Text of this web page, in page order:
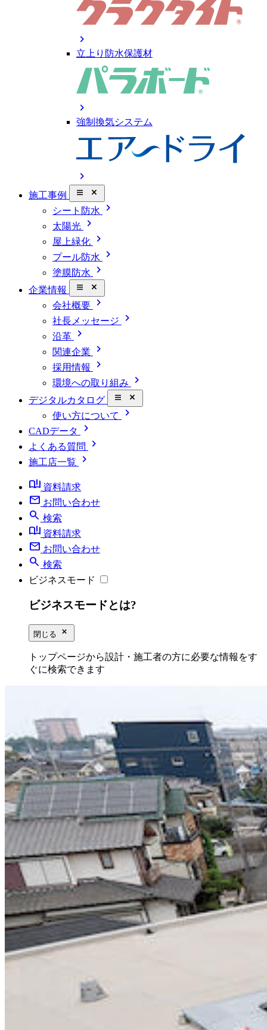
chevron_right
立上り防水保護材
chevron_right
強制換気システム
chevron_right
施工事例 close_small
シート防水 chevron_right
太陽光 chevron_right
屋上緑化 chevron_right
プール防水 chevron_right
塗膜防水 chevron_right
企業情報 close_small
会社概要 chevron_right
社長メッセージ chevron_right
沿革 chevron_right
関連企業 chevron_right
採用情報 chevron_right
環境への取り組み chevron_right
デジタルカタログ close_small
使い方について chevron_right
CADデータ chevron_right
よくある質問 chevron_right
施工店一覧
chevron_right
book_ribbon 資料請求
mail お問い合わせ
search 検索
book_ribbon 資料請求
mail お問い合わせ
search 検索
ビジネスモード
ビジネスモードとは?
閉じる close_small
トップページから設計・施工者の方に必要な情報をす
ぐに検索できます